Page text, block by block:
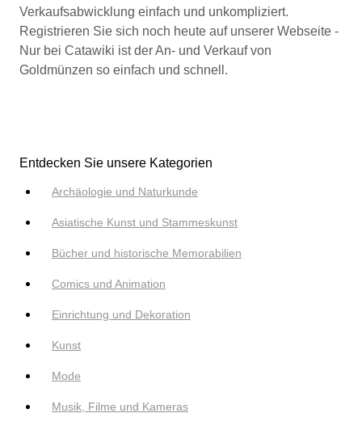
Verkaufsabwicklung einfach und unkompliziert.
Registrieren Sie sich noch heute auf unserer Webseite -
Nur bei Catawiki ist der An- und Verkauf von
Goldmünzen so einfach und schnell.
Entdecken Sie unsere Kategorien
Archäologie und Naturkunde
Asiatische Kunst und Stammeskunst
Bücher und historische Memorabilien
Comics und Animation
Einrichtung und Dekoration
Kunst
Mode
Musik, Filme und Kameras